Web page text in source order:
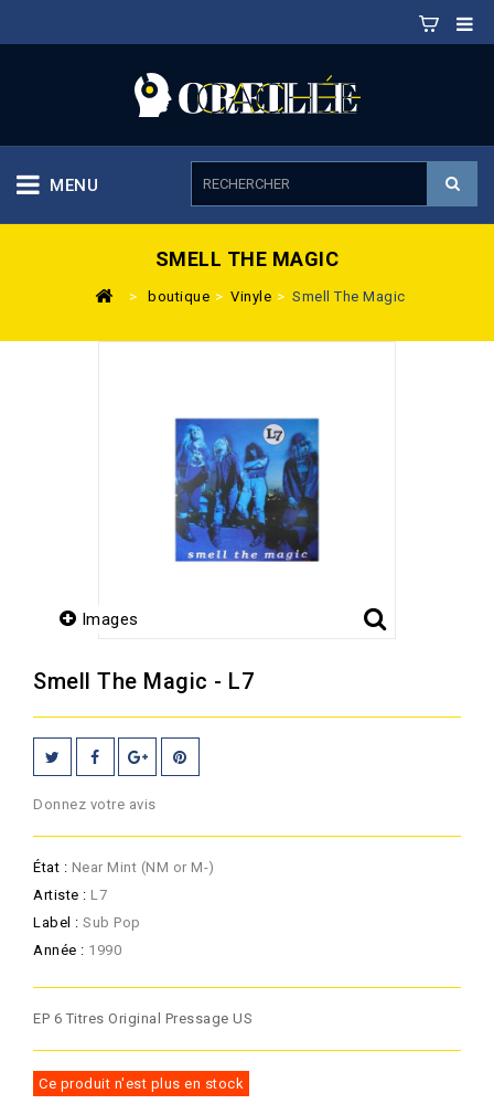
MENU
SMELL THE MAGIC
> boutique > Vinyle > Smell The Magic
Images
Smell The Magic - L7
Donnez votre avis
État : Near Mint (NM or M-)
Artiste : L7
Label : Sub Pop
Année : 1990
EP 6 Titres Original Pressage US
Ce produit n'est plus en stock